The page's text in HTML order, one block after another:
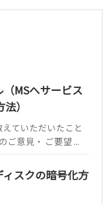
MSへサービス
）
ていただいたこと
ご意見・ ご要望 ...
スクの暗号化方